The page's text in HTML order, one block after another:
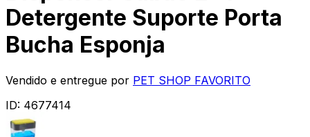
Detergente Suporte Porta
Bucha Esponja
Vendido e entregue por PET SHOP FAVORITO
ID: 4677414